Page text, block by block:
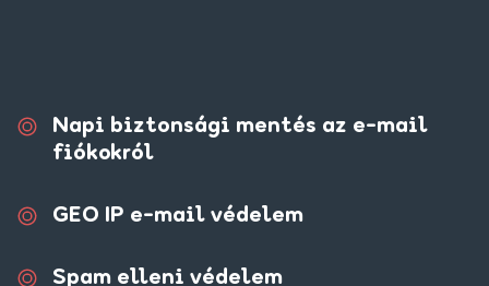
Napi biztonsági mentés az e-mail
fiókokról
GEO IP e-mail védelem
Spam elleni védelem